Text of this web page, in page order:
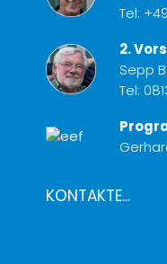
Tel:
2.
Sepp
Tel:
KONTAKTE...